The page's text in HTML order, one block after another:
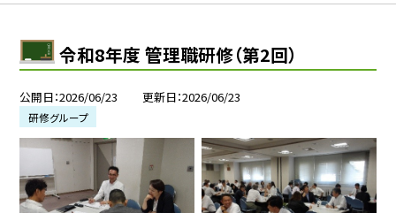
令和8年度 管理職研修（第2回）
公開日 2026/06/23 更新日 2026/06/23
研修グループ